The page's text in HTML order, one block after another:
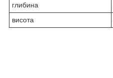
глибина
висота